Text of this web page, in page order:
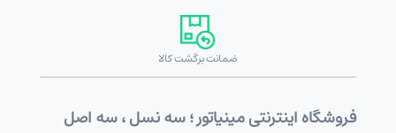
ضمانت برگشت کالا
فروشگاه اینترنتی مینیاتور ؛ سه نسل ، سه اصل